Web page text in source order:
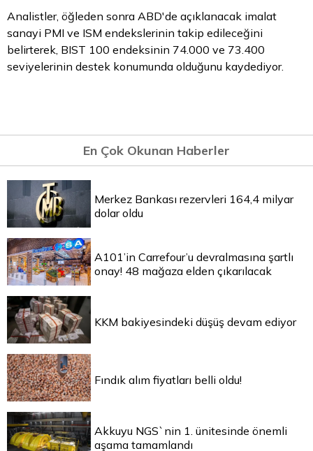
Analistler, öğleden sonra ABD'de açıklanacak imalat
sanayi PMI ve ISM endekslerinin takip edileceğini
belirterek, BIST 100 endeksinin 74.000 ve 73.400
seviyelerinin destek konumunda olduğunu kaydediyor.
En Çok Okunan Haberler
Merkez Bankası rezervleri 164,4 milyar
dolar oldu
A101’in Carrefour’u devralmasına şartlı
onay! 48 mağaza elden çıkarılacak
KKM bakiyesindeki düşüş devam ediyor
Fındık alım fiyatları belli oldu!
Akkuyu NGS`nin 1. ünitesinde önemli
aşama tamamlandı